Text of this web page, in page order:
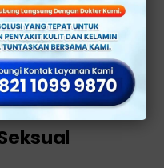
estrogen setelah
penyebab erosi